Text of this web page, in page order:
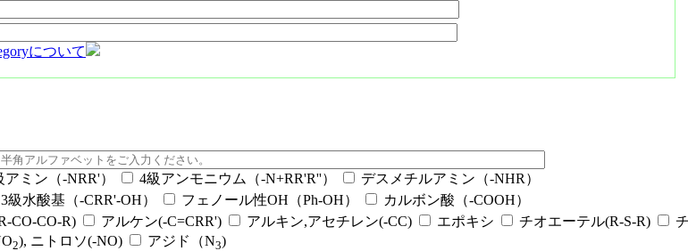
について
アミン（-NRR'） 4級アンモニウム（-N+RR'R''）
デスメチルアミン（-NHR）
3級水酸基（-CRR'-OH） フェノール性OH（Ph-OH）
カルボン酸（-COOH）
CO-CO-R) アルケン(-C=CRR') アルキン,アセチレン(-CC) エポキシ チオエーテル(R-S-R)
2), ニトロソ(-NO) アジド（N3)